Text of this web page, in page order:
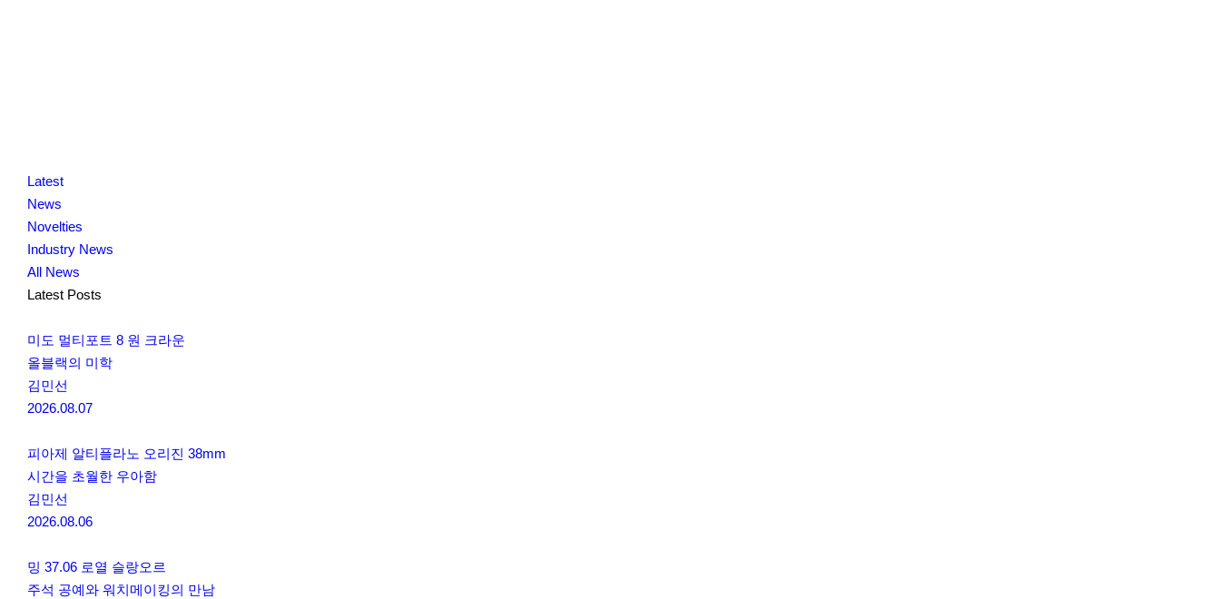
K
L
O
C
C
A
닫
기
K
L
O
C
C
A
Latest
News
Novelties
Industry News
All News
Latest Posts
미도 멀티포트 8 원 크라운
올블랙의 미학
김민선
2026.08.07
피아제 알티플라노 오리진 38mm
시간을 초월한 우아함
김민선
2026.08.06
밍 37.06 로열 슬랑오르
주석 공예와 워치메이킹의 만남